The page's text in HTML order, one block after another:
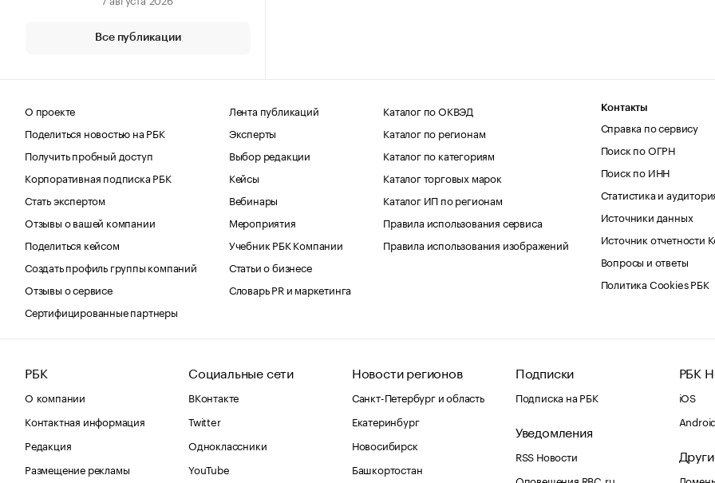
Все публикации
О проекте
Поделиться новостью на РБК
Получить пробный доступ
Корпоративная подписка РБК
Стать экспертом
Отзывы о вашей компании
Поделиться кейсом
Создать профиль группы компаний
Отзывы о сервисе
Сертифицированные партнеры
Лента публикаций
Эксперты
Выбор редакции
Кейсы
Вебинары
Мероприятия
Учебник РБК Компании
Статьи о бизнесе
Словарь PR и маркетинга
Каталог по ОКВЭД
Каталог по регионам
Каталог по категориям
Каталог торговых марок
Каталог ИП по регионам
Правила использования сервиса
Правила использования изображений
Контакты
Справка по сервису
Поиск по ОГРН
Поиск по ИНН
Статистика и
Источники данных
Источник отчетности
Вопросы и ответы
Политика Cookies РБК
РБК
О компании
Контактная информация
Редакция
Размещение рекламы
Социальные сети
ВКонтакте
Twitter
Одноклассники
YouTube
Новости регионов
Санкт-Петербург и область
Екатеринбург
Новосибирск
Башкортостан
Подписки
Подписка на РБК
Уведомления
RSS Новости
Оповещения RBC.ru
РБК
iOS